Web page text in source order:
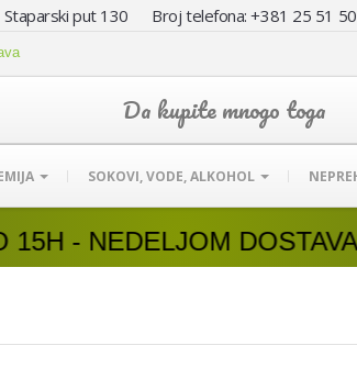
put 130 Broj telefona: +381 25 51
Da kupite mnogo toga
SOKOVI, VODE, ALKOHOL
DOSTAVA NIJE